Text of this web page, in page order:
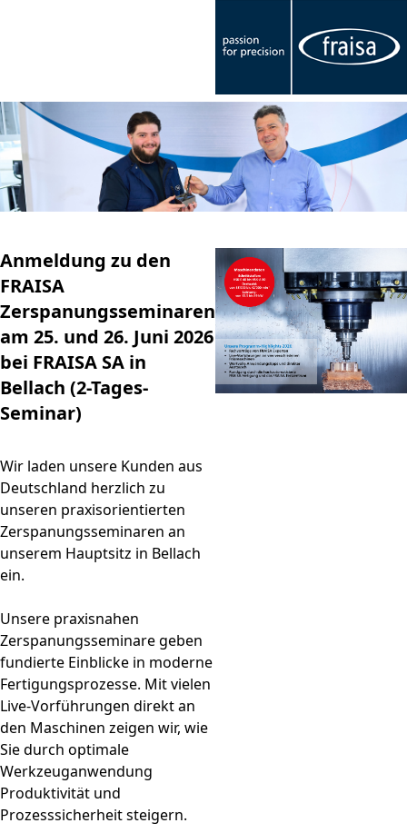
Anmeldung zu den
FRAISA
Zerspanungsseminaren
am 25. und 26. Juni 2026
bei FRAISA SA in
Bellach (2-Tages-
Seminar)
Wir laden unsere Kunden aus
Deutschland herzlich zu
unseren praxisorientierten
Zerspanungsseminaren an
unserem Hauptsitz in Bellach
ein.
Unsere praxisnahen
Zerspanungsseminare geben
fundierte Einblicke in moderne
Fertigungsprozesse. Mit vielen
Live‑Vorführungen direkt an
den Maschinen zeigen wir, wie
Sie durch optimale
Werkzeuganwendung
Produktivität und
Prozesssicherheit steigern.